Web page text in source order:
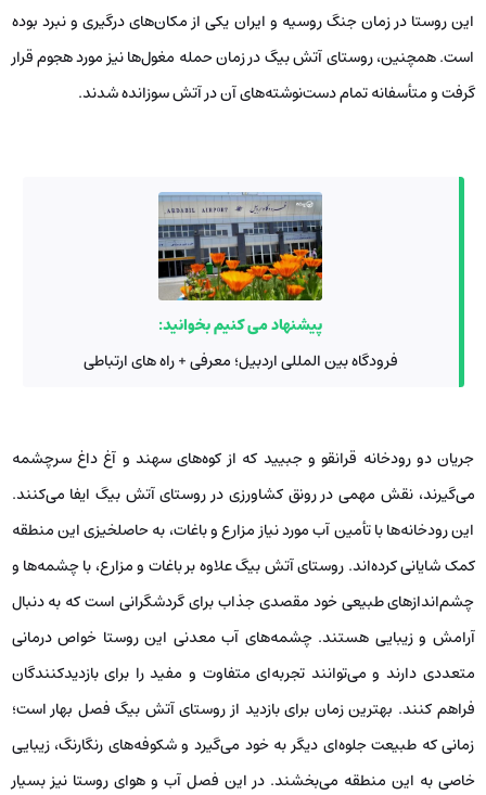
این روستا در زمان جنگ روسیه و ایران یکی از مکان‌های درگیری و نبرد بوده
است. همچنین، روستای آتش بیگ در زمان حمله مغول‌ها نیز مورد هجوم قرار
گرفت و متأسفانه تمام دست‌نوشته‌های آن در آتش سوزانده شدند.
پیشنهاد می کنیم بخوانید:
فرودگاه بین المللی اردبیل؛ معرفی + راه های ارتباطی
جریان دو رودخانه قرانقو و جبیید که از کوه‌های سهند و آغ داغ سرچشمه
می‌گیرند، نقش مهمی در رونق کشاورزی در روستای آتش بیگ ایفا می‌کنند.
این رودخانه‌ها با تأمین آب مورد نیاز مزارع و باغات، به حاصلخیزی این منطقه
کمک شایانی کرده‌اند. روستای آتش بیگ علاوه بر باغات و مزارع، با چشمه‌ها و
چشم‌اندازهای طبیعی خود مقصدی جذاب برای گردشگرانی است که به دنبال
آرامش و زیبایی هستند. چشمه‌های آب معدنی این روستا خواص درمانی
متعددی دارند و می‌توانند تجربه‌ای متفاوت و مفید را برای بازدیدکنندگان
فراهم کنند. بهترین زمان برای بازدید از روستای آتش بیگ فصل بهار است؛
زمانی که طبیعت جلوه‌ای دیگر به خود می‌گیرد و شکوفه‌های رنگارنگ، زیبایی
خاصی به این منطقه می‌بخشند. در این فصل آب و هوای روستا نیز بسیار